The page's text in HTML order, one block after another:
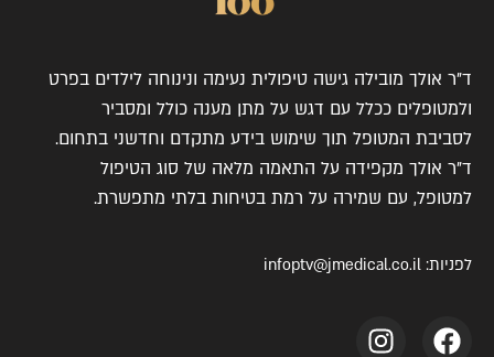
ד"ר אולך מובילה גישה טיפולית נעימה ונינוחה לילדים בפרט
ולמטופלים ככלל עם דגש על מתן מענה כולל ומסביר
לסביבת המטופל תוך שימוש בידע מתקדם וחדשני בתחום.
ד"ר אולך מקפידה על התאמה מלאה של סוג הטיפול
למטופל, עם שמירה על רמת בטיחות בלתי מתפשרת.
לפניות: infoptv@jmedical.co.il